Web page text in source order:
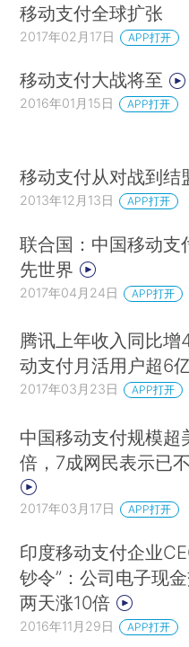
移动支付全球扩张
2017年02月17日 APP打开
移动支付大战将至
2016年01月15日 APP打开
移动支付从对战到结
2013年12月13日 APP打开
联合国：中国移动支
先世界
2017年04月24日 APP打开
腾讯上年收入同比增
动支付月活用户超6
2017年03月23日 APP打开
中国移动支付规模超
倍，7成网民表示已
2017年03月17日 APP打开
印度移动支付企业
钞令”：公司电子现
两天涨10倍
2016年11月29日 APP打开